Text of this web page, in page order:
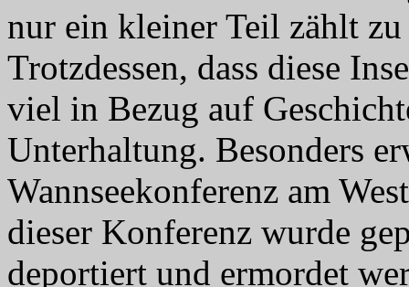
nur ein kleiner Teil zählt zu
Trotzdessen, dass diese
viel in Bezug auf
Unterhaltung. Besonders
Wannseekonferenz am
dieser Konferenz wurde
deportiert und ermordet